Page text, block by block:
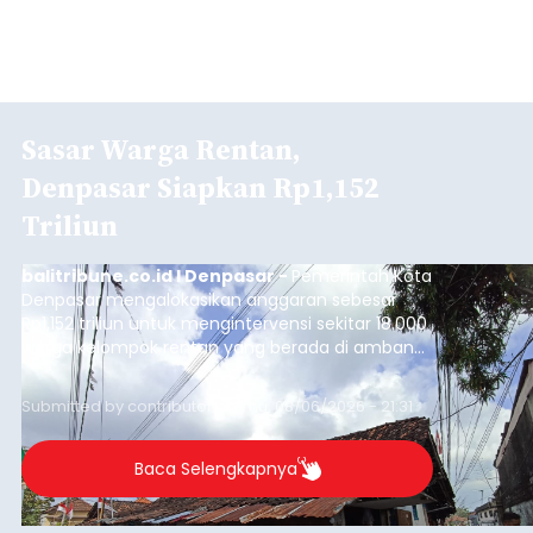
Sasar Warga Rentan,
Denpasar Siapkan Rp1,152
Triliun
balitribune.co.id I Denpasar - Pemerintah Kota
Denpasar mengalokasikan anggaran sebesar
Rp1,152 triliun untuk mengintervensi sekitar 18.000
warga kelompok rentan yang berada di ambang
garis kemiskinan. Langkah strategis ini diambil
guna menjaga masyarakat yang berada pada
kelompok desil 5 dan 6 tersebut agar tidak
merosot ke kategori miskin.
Submitted by contributor Thu, 08/06/2026 - 21:31
Baca Selengkapnya